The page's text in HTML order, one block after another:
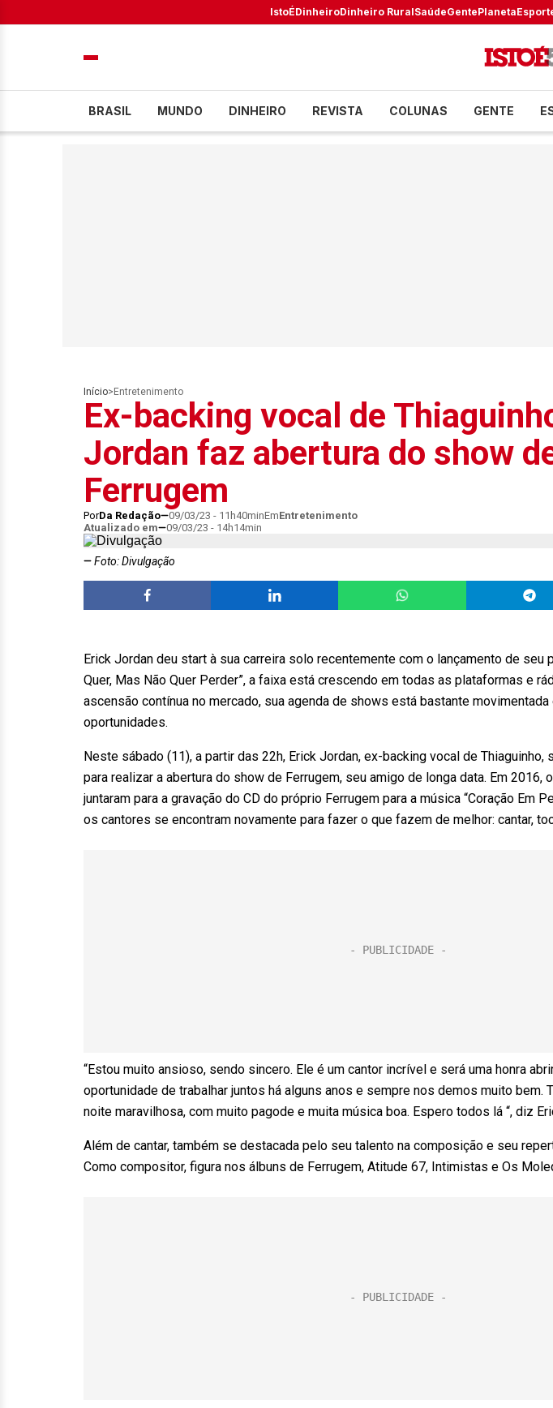
IstoÉDinheiroDinheiro RuralSaúdeGentePlaneta
BRASIL MUNDO DINHEIRO REVISTA COLUNAS GENTE
Início> Entretenimento
Ex-backing vocal de
Jordan faz abertura do show
Ferrugem
PorDa Redação 09/03/23 - 11h40minEmEntretenimento
Atualizado em
09/03/23 - 14h14min
Foto: Divulgação
Erick Jordan deu start à sua carreira solo recentemente com o lançamento de seu
Quer, Mas Não Quer Perder”, a faixa está crescendo em todas as plataformas e
ascensão contínua no mercado, sua agenda de shows está bastante
oportunidades.
Neste sábado (11), a partir das 22h, Erick Jordan, ex-backing vocal de Thiaguinho,
para realizar a abertura do show de Ferrugem, seu amigo de longa data. Em 2016,
juntaram para a gravação do CD do próprio Ferrugem para a música “Coração Em
os cantores se encontram novamente para fazer o que fazem de melhor: cantar,
“Estou muito ansioso, sendo sincero. Ele é um cantor incrível e será uma honra
oportunidade de trabalhar juntos há alguns anos e sempre nos demos muito bem.
noite maravilhosa, com muito pagode e muita música boa. Espero todos lá “, diz
Além de cantar, também se destacada pelo seu talento na composição e seu
Como compositor, figura nos álbuns de Ferrugem, Atitude 67, Intimistas e Os